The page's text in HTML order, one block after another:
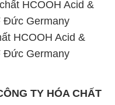
HCOOH Acid &
Đức Germany
HCOOH Acid &
Đức Germany
TY HÓA CHẤT